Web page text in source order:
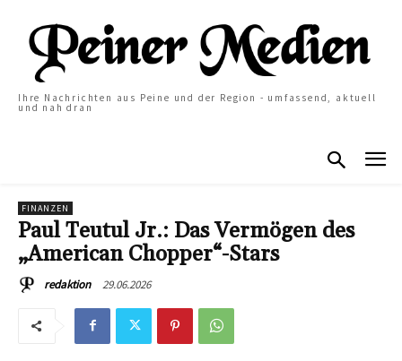
Ihre Nachrichten aus Peine und der Region - umfassend, aktuell
und nah dran
FINANZEN
Paul Teutul Jr.: Das Vermögen des
„American Chopper“-Stars
redaktion 29.06.2026